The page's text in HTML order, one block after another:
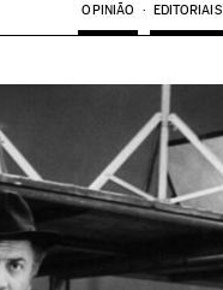
OPINIÃO EDITORIAIS